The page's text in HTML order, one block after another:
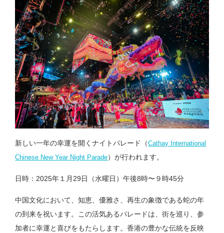
新しい一年の幸運を開くナイトパレード（Cathay International
Chinese New Year Night Parade）が行われます。
日時：2025年１月29日（水曜日）午後8時〜９時45分
中国文化において、知恵、優雅さ、再生の象徴である蛇の年
の到来を祝います。この活気あるパレードは、街を巡り、参
加者に幸運と喜びをもたらします。香港の豊かな伝統を反映